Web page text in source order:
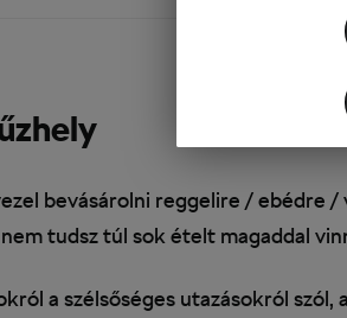
bevásárolni reggelire / ebédre
tudsz túl sok ételt magaddal
a szélsőséges utazásokról